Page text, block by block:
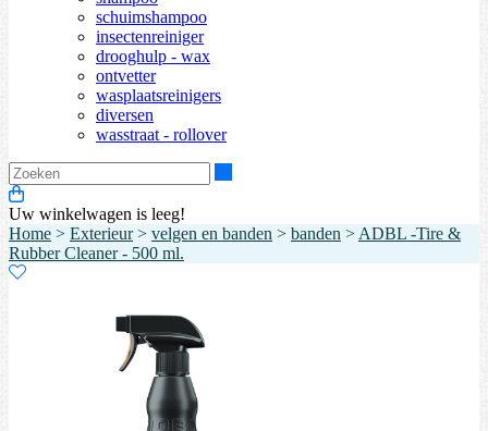
schuimshampoo
insectenreiniger
drooghulp - wax
ontvetter
wasplaatsreinigers
diversen
wasstraat - rollover
Uw winkelwagen is leeg!
Home > Exterieur> velgen en banden > banden > ADBL -Tire &
Rubber Cleaner - 500 ml.